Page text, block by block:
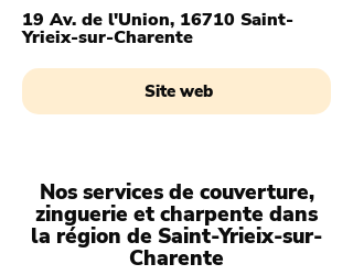
19 Av. de l'Union, 16710 Saint-
Yrieix-sur-Charente
Site web
Nos services de couverture,
zinguerie et charpente dans
la région de Saint-Yrieix-sur-
Charente